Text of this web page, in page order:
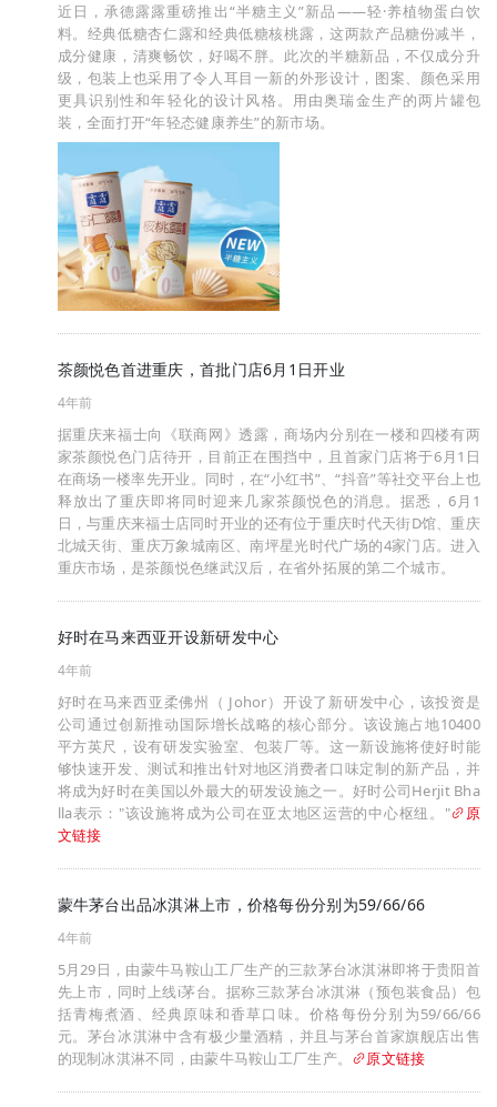
近日，承德露露重磅推出“半糖主义”新品——轻·养植物蛋白饮
料。经典低糖杏仁露和经典低糖核桃露，这两款产品糖份减半，
成分健康，清爽畅饮，好喝不胖。此次的半糖新品，不仅成分升
级，包装上也采用了令人耳目一新的外形设计，图案、颜色采用
更具识别性和年轻化的设计风格。用由奥瑞金生产的两片罐包
装，全面打开“年轻态健康养生”的新市场。
茶颜悦色首进重庆，首批门店6月1日开业
4年前
据重庆来福士向《联商网》透露，商场内分别在一楼和四楼有两
家茶颜悦色门店待开，目前正在围挡中，且首家门店将于6月1日
在商场一楼率先开业。同时，在“小红书”、“抖音”等社交平台上也
释放出了重庆即将同时迎来几家茶颜悦色的消息。据悉，6月1
日，与重庆来福士店同时开业的还有位于重庆时代天街D馆、重庆
北城天街、重庆万象城南区、南坪星光时代广场的4家门店。进入
重庆市场，是茶颜悦色继武汉后，在省外拓展的第二个城市。
好时在马来西亚开设新研发中心
4年前
好时在马来西亚柔佛州（ Johor）开设了新研发中心，该投资是
公司通过创新推动国际增长战略的核心部分。该设施占地10400
平方英尺，设有研发实验室、包装厂等。这一新设施将使好时能
够快速开发、测试和推出针对地区消费者口味定制的新产品，并
将成为好时在美国以外最大的研发设施之一。好时公司Herjit Bha
lla表示："该设施将成为公司在亚太地区运营的中心枢纽。"
原
文链接
蒙牛茅台出品冰淇淋上市，价格每份分别为59/66/66
4年前
5月29日，由蒙牛马鞍山工厂生产的三款茅台冰淇淋即将于贵阳首
先上市，同时上线i茅台。据称三款茅台冰淇淋（预包装食品）包
括青梅煮酒、经典原味和香草口味。价格每份分别为59/66/66
元。茅台冰淇淋中含有极少量酒精，并且与茅台首家旗舰店出售
的现制冰淇淋不同，由蒙牛马鞍山工厂生产。
原文链接